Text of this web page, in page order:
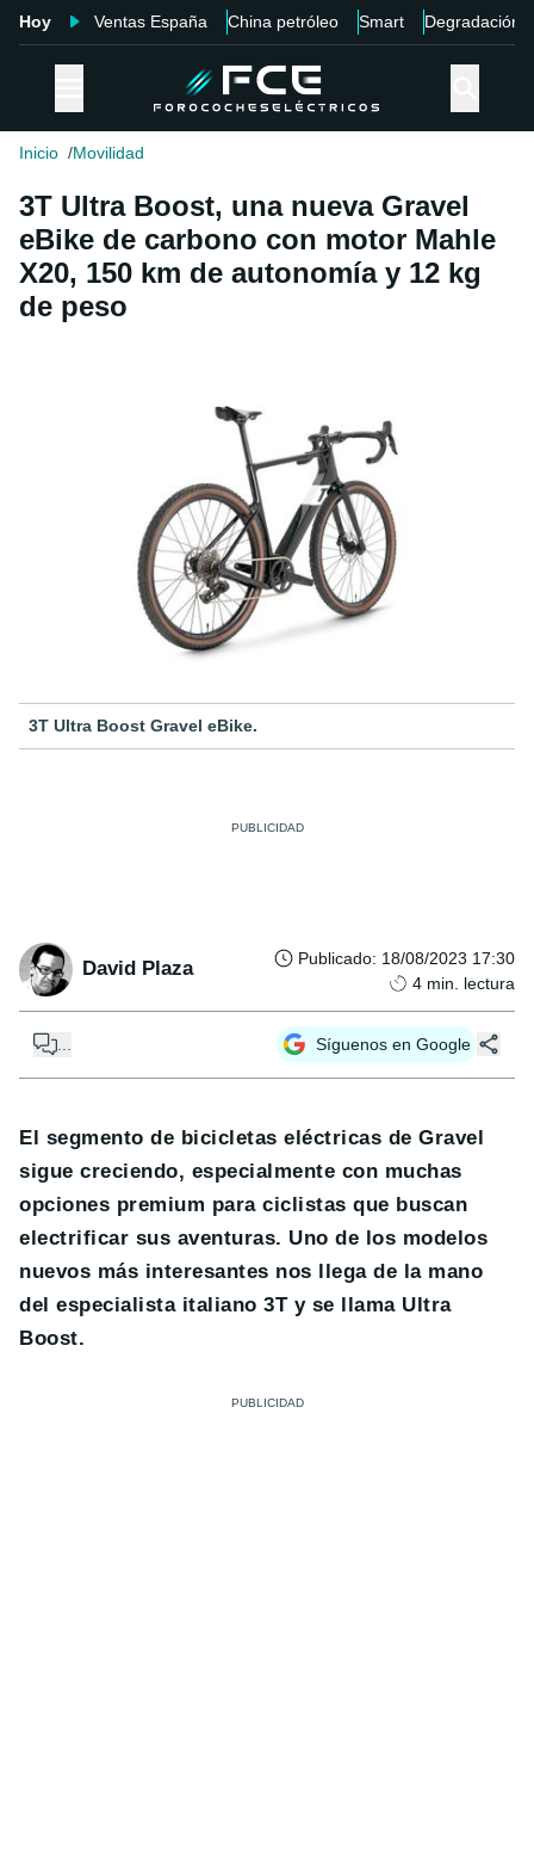
Hoy Ventas España China petróleo Smart Degradación
Inicio Movilidad
3T Ultra Boost, una nueva Gravel
eBike de carbono con motor Mahle
X20, 150 km de autonomía y 12 kg
de peso
3T Ultra Boost Gravel eBike.
David Plaza Publicado: 18/08/2023 17:30
4 min. lectura
Síguenos en Google
El segmento de bicicletas eléctricas de Gravel
sigue creciendo, especialmente con muchas
opciones premium para ciclistas que buscan
electrificar sus aventuras. Uno de los modelos
nuevos más interesantes nos llega de la mano
del especialista italiano 3T y se llama Ultra
Boost.